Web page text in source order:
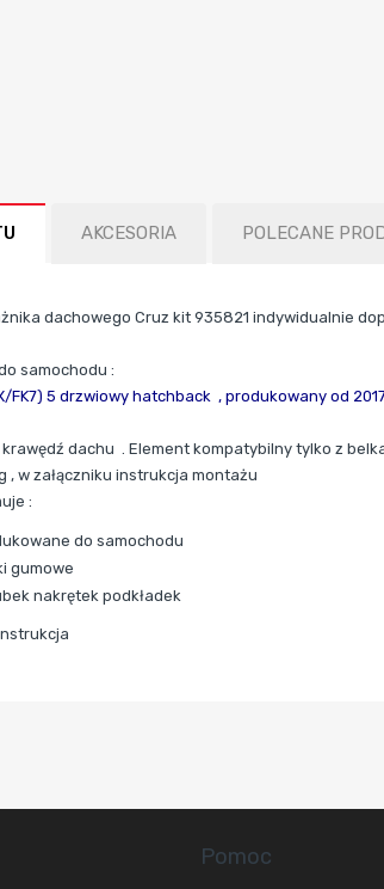
AKCESORIA POLECANE
dachowego Cruz kit 935821 indywidualnie
samochodu :
FK7) 5 drzwiowy hatchback , produkowany od
dachu . Element kompatybilny tylko z
, w załączniku instrukcja montażu
:
do samochodu
gumowe
nakrętek podkładek
Pomoc